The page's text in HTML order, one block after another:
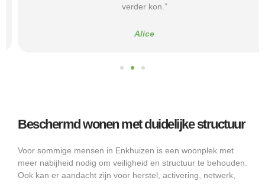
verder kon.”
Alice
Beschermd wonen met duidelijke structuur
Voor sommige mensen in Enkhuizen is een woonplek met
meer nabijheid nodig om veiligheid en structuur te behouden.
Ook kan er aandacht zijn voor herstel, activering, netwerk,